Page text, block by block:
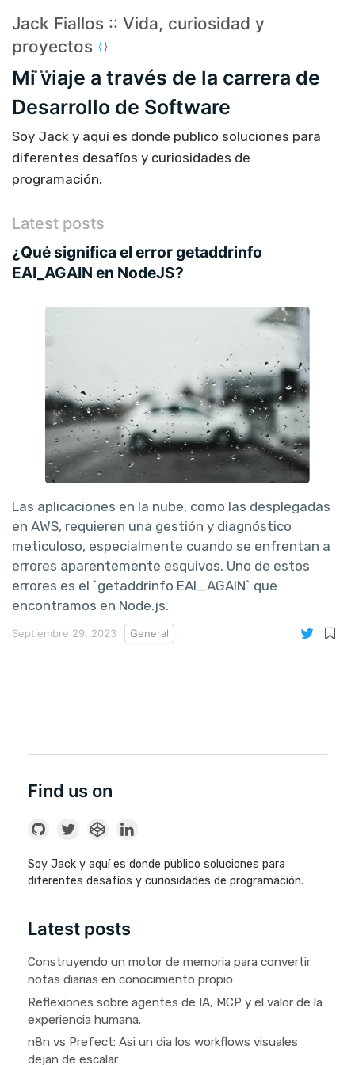
Jack Fiallos :: Vida, curiosidad y
proyectos
Mi viaje a través de la carrera de
Desarrollo de Software
Soy Jack y aquí es donde publico soluciones para
diferentes desafíos y curiosidades de
programación.
Latest posts
¿Qué significa el error getaddrinfo
EAI_AGAIN en NodeJS?
Las aplicaciones en la nube, como las desplegadas
en AWS, requieren una gestión y diagnóstico
meticuloso, especialmente cuando se enfrentan a
errores aparentemente esquivos. Uno de estos
errores es el `getaddrinfo EAI_AGAIN` que
encontramos en Node.js.
Septiembre 29, 2023 General
Find us on
Soy Jack y aquí es donde publico soluciones para
diferentes desafíos y curiosidades de programación.
Latest posts
Construyendo un motor de memoria para convertir
notas diarias en conocimiento propio
Reflexiones sobre agentes de IA, MCP y el valor de la
experiencia humana.
n8n vs Prefect: Asi un dia los workflows visuales
dejan de escalar